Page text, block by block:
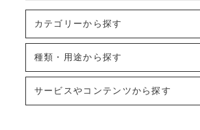
カテゴリーから探す
卓上タイプバルーン
ブーケタイプバルーン
種類・用途から探す
お誕生日
サービスやコンテンツから探す